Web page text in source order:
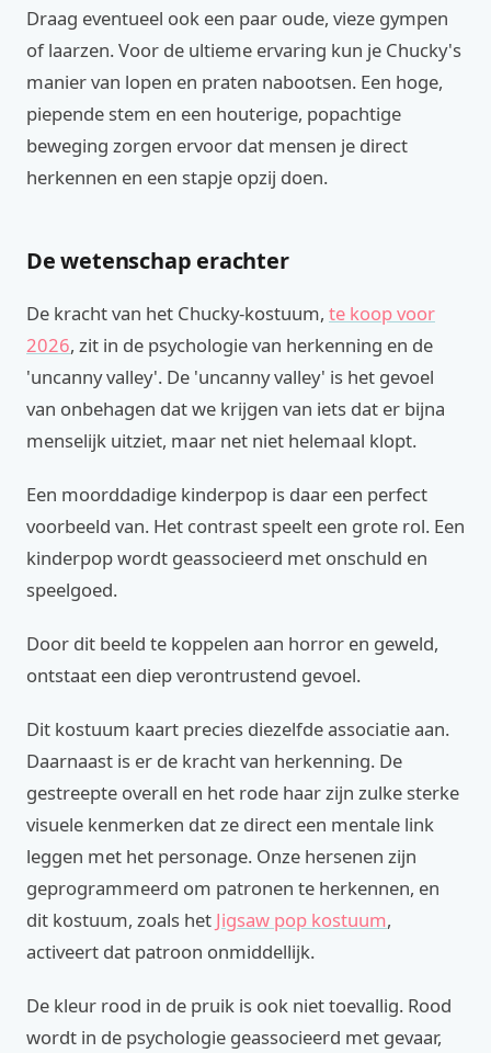
Draag eventueel ook een paar oude, vieze gympen
of laarzen. Voor de ultieme ervaring kun je Chucky's
manier van lopen en praten nabootsen. Een hoge,
piepende stem en een houterige, popachtige
beweging zorgen ervoor dat mensen je direct
herkennen en een stapje opzij doen.
De wetenschap erachter
De kracht van het Chucky-kostuum, te koop voor
2026, zit in de psychologie van herkenning en de
'uncanny valley'. De 'uncanny valley' is het gevoel
van onbehagen dat we krijgen van iets dat er bijna
menselijk uitziet, maar net niet helemaal klopt.
Een moorddadige kinderpop is daar een perfect
voorbeeld van. Het contrast speelt een grote rol. Een
kinderpop wordt geassocieerd met onschuld en
speelgoed.
Door dit beeld te koppelen aan horror en geweld,
ontstaat een diep verontrustend gevoel.
Dit kostuum kaart precies diezelfde associatie aan.
Daarnaast is er de kracht van herkenning. De
gestreepte overall en het rode haar zijn zulke sterke
visuele kenmerken dat ze direct een mentale link
leggen met het personage. Onze hersenen zijn
geprogrammeerd om patronen te herkennen, en
dit kostuum, zoals het Jigsaw pop kostuum,
activeert dat patroon onmiddellijk.
De kleur rood in de pruik is ook niet toevallig. Rood
wordt in de psychologie geassocieerd met gevaar,